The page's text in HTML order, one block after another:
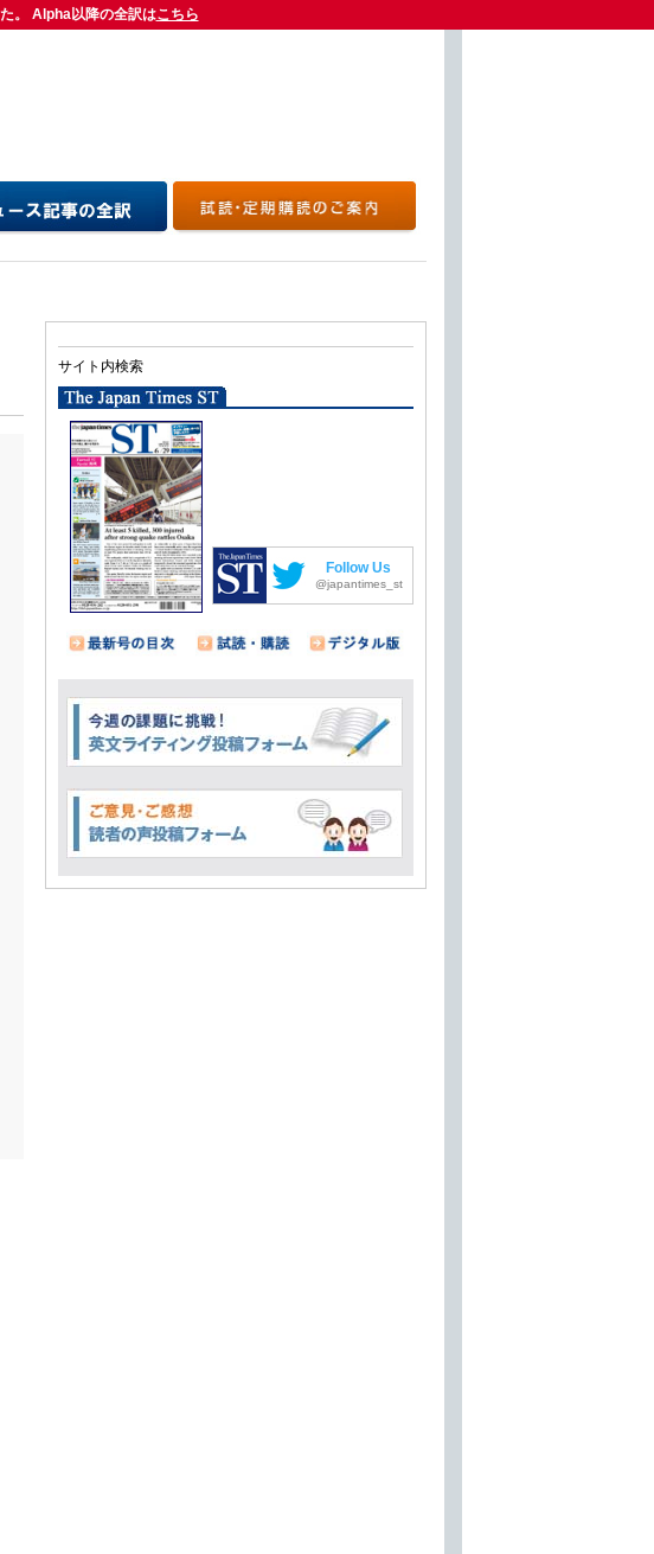
。 Alpha以降の全訳はこちら
。 Alpha以降の全訳はこちら
サイト内検索
Follow Us
@japantimes_st